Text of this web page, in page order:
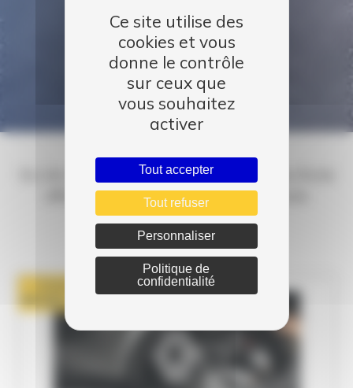
Du 1er septembre au 31 octobre profitez d'une
offre sur vos freins pour rouler en toute
sécurité
Ce site utilise des
cookies et vous
donne le contrôle
sur ceux que
vous souhaitez
activer
Tout accepter
Tout refuser
Personnaliser
Politique de
confidentialité